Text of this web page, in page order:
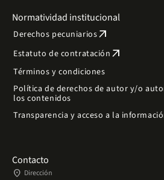
Normatividad institucional
Derechos pecuniariosarrow_outward
Estatuto de contratación arrow_outward
Términos y condiciones
Política de derechos de autor y/o
los contenidos
Transparencia y acceso a la
Contacto
place Dirección